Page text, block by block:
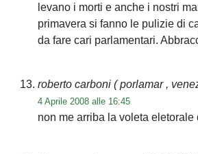
levano i morti e anche i nostri
primavera si fanno le pulizie di
da fare cari parlamentari.
roberto carboni ( porlamar ,
4 Aprile 2008 alle 16:45
non me arriba la voleta eletorale